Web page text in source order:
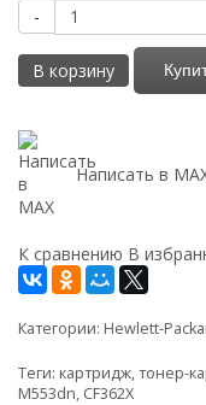
-
В корзину
Написать в
К сравнению В
Категории: Hewlett-
Теги: картридж,тонер-
M553dn, CF362X